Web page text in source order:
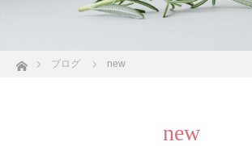
ホームブログ new
new